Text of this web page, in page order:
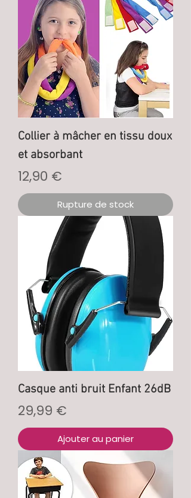
Collier à mâcher en tissu doux
et absorbant
Prix
12,90 €
Rupture de stock
Casque anti bruit Enfant 26dB
Prix
29,99 €
Ajouter au panier